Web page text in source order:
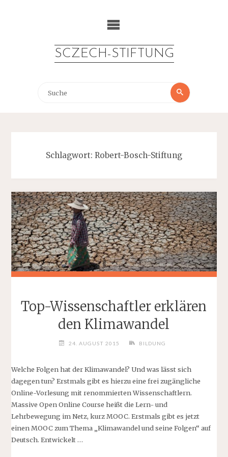
SCZECH-STIFTUNG
Suche
Suche
Schlagwort: Robert-Bosch-Stiftung
Top-Wissenschaftler erklären
den Klimawandel
24. AUGUST 2015 BILDUNG
Welche Folgen hat der Klimawandel? Und was lässt sich
dagegen tun? Erstmals gibt es hierzu eine frei zugängliche
Online-Vorlesung mit renommierten Wissenschaftlern.
Massive Open Online Course heißt die Lern- und
Lehrbewegung im Netz, kurz MOOC. Erstmals gibt es jetzt
einen MOOC zum Thema „Klimawandel und seine Folgen“ auf
Deutsch. Entwickelt …